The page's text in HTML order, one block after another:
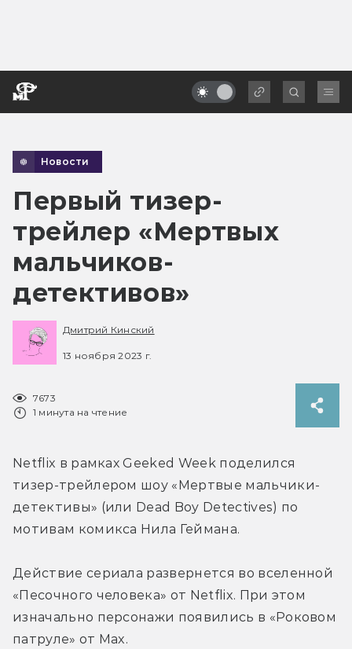
Новости
Первый тизер-
трейлер «Мертвых
мальчиков-
детективов»
Дмитрий Кинский
13 ноября 2023 г.
7673
1 минута на чтение
Netflix в рамках Geeked Week поделился
тизер-трейлером шоу «Мертвые мальчики-
детективы» (или Dead Boy Detectives) по
мотивам комикса Нила Геймана.
Действие сериала развернется во вселенной
«Песочного человека» от Netflix. При этом
изначально персонажи появились в «Роковом
патруле» от Max.